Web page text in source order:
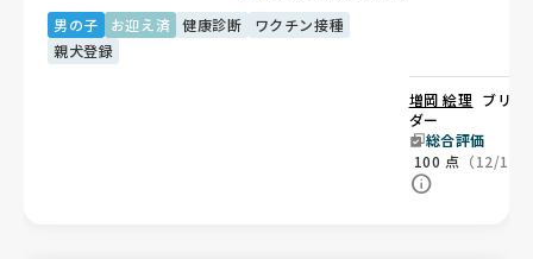
男の子
お迎え済 健康診断
ワクチン接種
親犬登録
増岡 絵理 ブリー
ダー
総合評価
100 点 （12/12）